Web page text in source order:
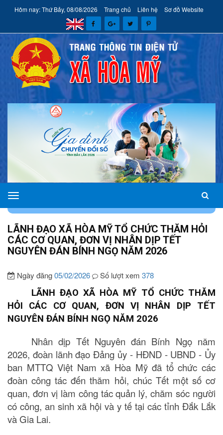
Hôm nay: Thứ Bảy, 08/08/2026 Trang chủ Liên hệ Sơ đồ Website
xã
Hòa
Mỹ
LÃNH ĐẠO XÃ HÒA MỸ TỔ CHỨC THĂM HỎI
CÁC CƠ QUAN, ĐƠN VỊ NHÂN DỊP TẾT
NGUYÊN ĐÁN BÍNH NGỌ NĂM 2026
Ngày đăng05/02/2026 Số lượt xem 378
LÃNH ĐẠO XÃ HÒA MỸ TỔ CHỨC THĂM
HỎI CÁC CƠ QUAN, ĐƠN VỊ NHÂN DỊP TẾT
NGUYÊN ĐÁN BÍNH NGỌ NĂM 2026
Nhân dịp Tết Nguyên đán Bính Ngọ năm
2026, đoàn lãnh đạo Đảng ủy - HĐND - UBND - Ủy
ban MTTQ Việt Nam xã Hòa Mỹ đã tổ chức các
đoàn công tác đến thăm hỏi, chúc Tết một số cơ
quan, đơn vị làm công tác quản lý, chăm sóc người
có công, an sinh xã hội và y tế tại các tỉnh Đắk Lắk
và Gia Lai.